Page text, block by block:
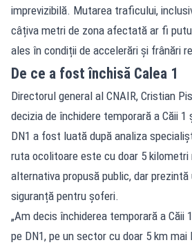
imprevizibilă. Mutarea traficului,
câțiva metri de zona afectată ar fi
ales în condiții de accelerări și frânări
De ce a fost închisă Calea 1
Directorul general al CNAIR, Cristian
decizia de închidere temporară a Căii
DN1 a fost luată după analiza
ruta ocolitoare este cu doar 5 kilometri
alternativa propusă public, dar prezintă
siguranță pentru șoferi.
„Am decis închiderea temporară a Căii
pe DN1, pe un sector cu doar 5 km